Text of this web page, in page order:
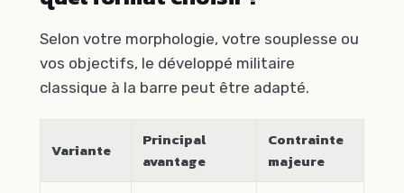
Selon votre morphologie, votre souplesse ou
vos objectifs, le développé militaire
classique à la barre peut être adapté.
Variante
Principal
avantage
Contrainte
majeure